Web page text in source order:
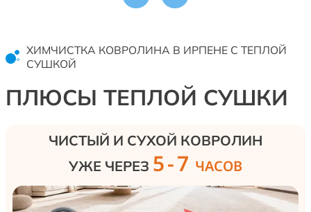
разрушают источник запаха на молекулярном
результате ковролин становится не только
визуально чистым, но и проходит глубокую
клещей и микроорганизмов, что важно для
здоровья и чистого воздуха в помещении.
ХИМЧИСТКА КОВРОЛИНА В ИРПЕНЕ С ТЕПЛОЙ
СУШКОЙ
ПЛЮСЫ ТЕПЛОЙ СУШКИ
ЧИСТЫЙ И СУХОЙ КОВРОЛИН
УЖЕ ЧЕРЕЗ 5-7 ЧАСОВ